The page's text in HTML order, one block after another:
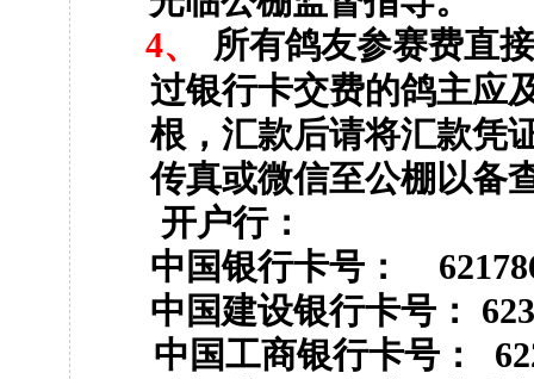
4、
所有鸽友参赛费直
过银行卡交费的鸽主应
根，汇款后请将汇款凭
传真或微信至公棚以备
开户行：
中国银行卡号：
中国建设银行卡号：
中国工商银行卡号：